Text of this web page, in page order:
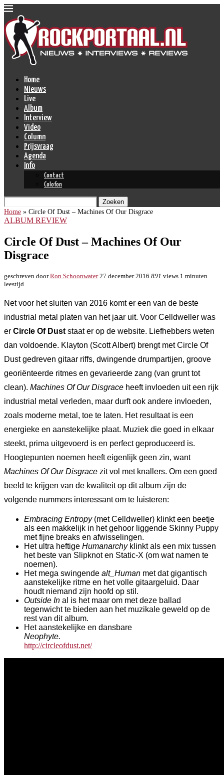
Home
Nieuws
Live
Album
Interview
Video
Column
Prijsvraag
Agenda
Info
Contact
Colofon
Zoeken
Home » Circle Of Dust – Machines Of Our Disgrace
ALBUM REVIEW
Circle Of Dust – Machines Of Our
Disgrace
geschreven doorRon Schoonwater 27 december 2016 891 views 1 minuten
leestijd
Net voor het sluiten van 2016 komt er een van de beste
industrial metal platen van het jaar uit. Voor Celldweller was
er Circle Of Dust staat er op de website. Liefhebbers weten
dan voldoende. Klayton (Scott Albert) brengt met Circle Of
Dust gedreven gitaar riffs, dwingende drumpartijen, groove
georiënteerde ritmes en gevarieerde zang (van grunt tot
clean). Machines Of Our Disgrace heeft invloeden uit een rijk
industrial metal verleden, maar durft ook andere invloeden,
zoals moderne metal, toe te laten. Het resultaat is een
energieke en aanstekelijke plaat. Muziek die goed in elkaar
steekt, prima uitgevoerd is en perfect geproduceerd is.
Hoogtepunten noemen heeft eigenlijk geen zin, want
Machines Of Our Disgrace zit vol met knallers. Om een goed
beeld te krijgen van de kwaliteit op dit album zijn de
volgende nummers interessant om te luisteren:
Embracing Entropy (met Celldweller) klinkt een beetje
als een makkelijk in het gehoor liggende Skinny Puppy
met fijne breaks en afwisselingen.
Het ultra heftige Humanarchy klinkt als een mix tussen
het beste van Slipknot en Static-X (om wat namen te
noemen).
Het mega swingende alt_Human met dat gigantisch
aanstekelijke ritme en het volle gitaargeluid. Daar
houdt niemand zijn hoofd op stil.
Outside In al is het maar om met deze ballad
tegenwicht te bieden aan het muzikale geweld op de
rest van dit album.
Het aanstekelijke en dansbare
Neophyte.
http://circleofdust.net/